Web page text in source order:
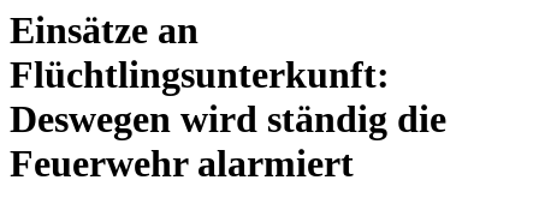
Einsätze an
Flüchtlingsunterkunft:
Deswegen wird ständig die
Feuerwehr alarmiert